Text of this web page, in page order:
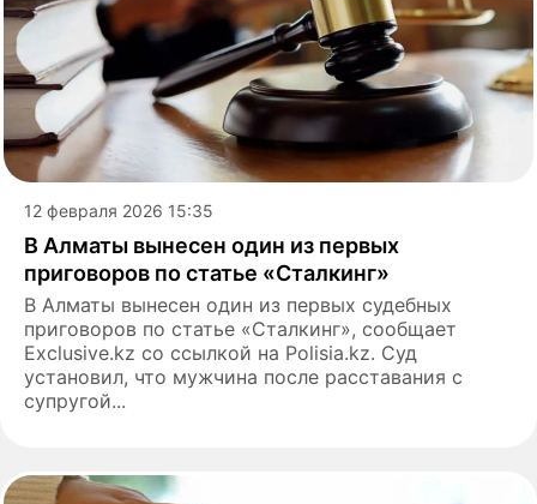
12 февраля 2026 15:35
В Алматы вынесен один из первых
приговоров по статье «Сталкинг»
В Алматы вынесен один из первых судебных
приговоров по статье «Сталкинг», сообщает
Exclusive.kz со ссылкой на Polisia.kz. Суд
установил, что мужчина после расставания с
супругой...